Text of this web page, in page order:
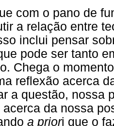
com o pano de
a relação entre
inclui pensar
pode ser tanto
Chega o
reflexão acerca
a questão, nossa
acerca da nossa
a priori que o